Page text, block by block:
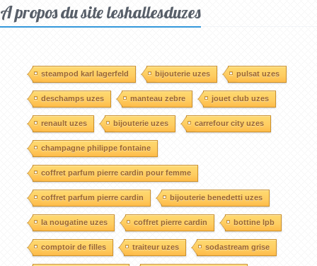
A propos du site leshallesduzes
steampod karl lagerfeld bijouterie uzes pulsat uzes
deschamps uzes manteau zebre jouet club uzes
renault uzes bijouterie uzes carrefour city uzes
champagne philippe fontaine
coffret parfum pierre cardin pour femme
coffret parfum pierre cardin bijouterie benedetti uzes
la nougatine uzes coffret pierre cardin bottine lpb
comptoir de filles traiteur uzes sodastream grise